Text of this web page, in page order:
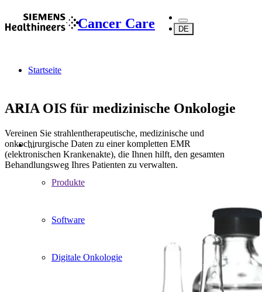
Cancer Care DE
Startseite
...
Produkte
Software
Digitale Onkologie
ARIA OIS für medizinische Onkologie
Vereinen Sie strahlentherapeutische, medizinische und
onkochirurgische Daten zu einer kompletten EMR
(elektronischen Krankenakte), die Ihnen hilft, den gesamten
Behandlungsweg Ihres Patienten zu verwalten.